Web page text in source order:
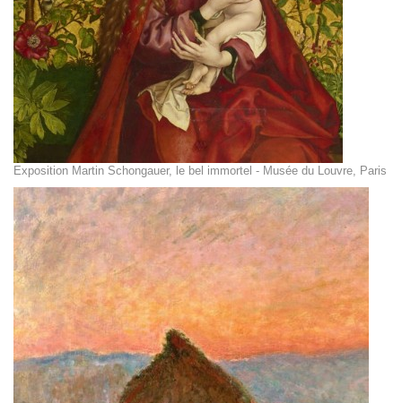
Exposition Martin Schongauer, le bel immortel - Musée du Louvre, Paris